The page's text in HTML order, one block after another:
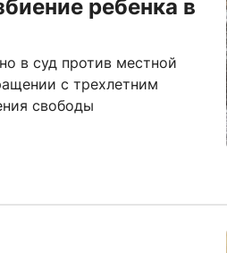
ребенка в
в суд против местной
с трехлетним
свободы